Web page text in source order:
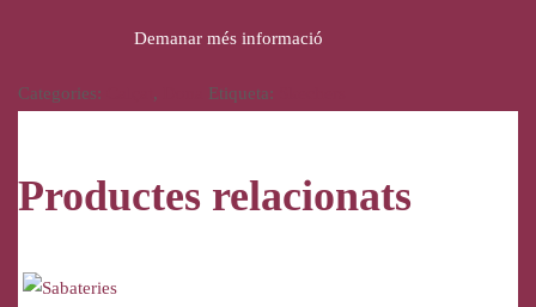
Demanar més informació
Categories: , Etiqueta:
Productes relacionats